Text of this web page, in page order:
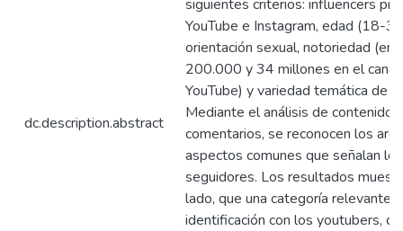
dc.description.abstract
siguientes criterios: influencers
YouTube e Instagram, edad (18-
orientación sexual, notoriedad
200.000 y 34 millones en el canal
YouTube) y variedad temática de
Mediante el análisis de contenido
comentarios, se reconocen los
aspectos comunes que señalan los
seguidores. Los resultados
lado, que una categoría relevante
identificación con los youtubers,